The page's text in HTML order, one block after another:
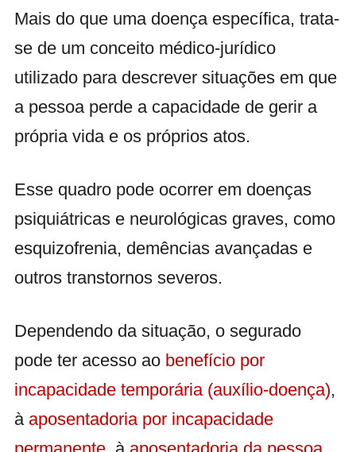
Mais do que uma doença específica, trata-
se de um conceito médico-jurídico
utilizado para descrever situações em que
a pessoa perde a capacidade de gerir a
própria vida e os próprios atos.
Esse quadro pode ocorrer em doenças
psiquiátricas e neurológicas graves, como
esquizofrenia, demências avançadas e
outros transtornos severos.
Dependendo da situação, o segurado
pode ter acesso ao benefício por
incapacidade temporária (auxílio-doença),
à aposentadoria por incapacidade